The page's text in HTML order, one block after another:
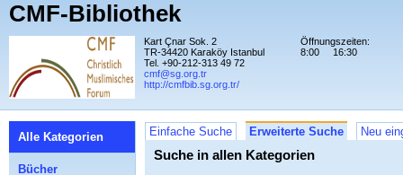
CMF-Bibliothek
Kart Çnar Sok. 2
TR-34420 Karaköy Istanbul
Tel. +90-212-313 49 72
cmf@sg.org.tr
http://cmfbib.sg.org.tr/
Öffnungszeiten:
8:00
16:30
Einfache Suche Erweiterte Suche Neu
Suche in allen Kategorien
Alle Kategorien
Bücher